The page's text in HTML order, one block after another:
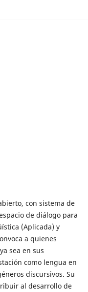
con sistema de
de diálogo para
(Aplicada) y
a quienes
sea en sus
como lengua en
discursivos. Su
al desarrollo de